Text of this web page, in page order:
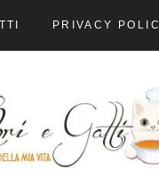
PRIVACY